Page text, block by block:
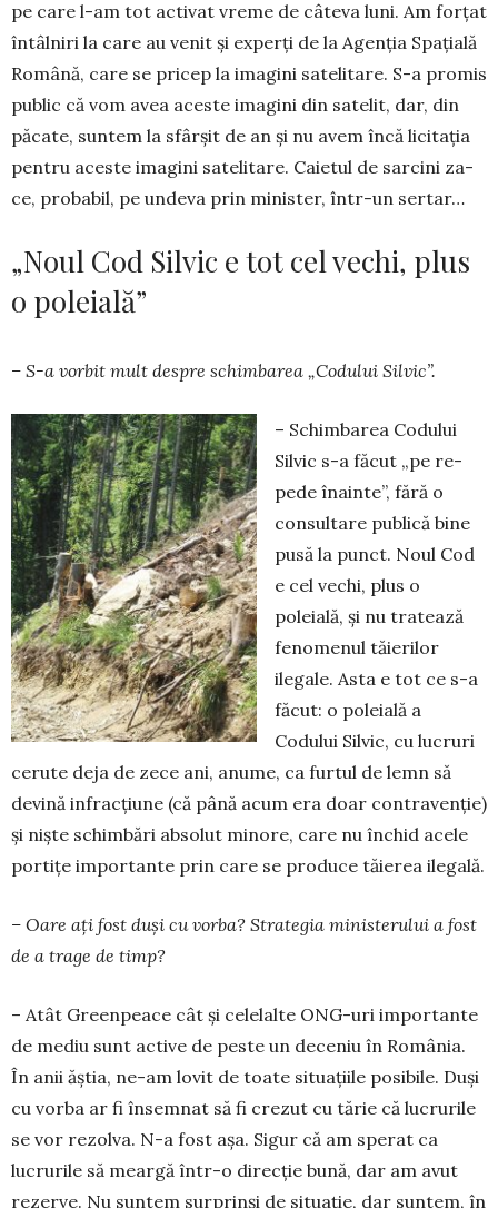
pe care l-am tot activat vre­me de câteva luni. Am forțat
întâlniri la care au venit și experți de la Agenția Spațială
Română, care se pri­cep la imagini satelitare. S-a promis
public că vom avea aceste imagini din satelit, dar, din
pă­cate, suntem la sfârșit de an și nu avem încă lici­tația
pentru aceste imagini satelitare. Caietul de sar­cini za­
ce, probabil, pe undeva prin minister, în­tr-un ser­tar…
„Noul Cod Silvic e tot cel vechi, plus
o poleială”
– S-a vorbit mult despre schimbarea „Co­du­lui Silvic”.
– Schimbarea Codului
Silvic s-a făcut „pe re­
pede înainte”, fără o
consultare publică bine
pusă la punct. Noul Cod
e cel vechi, plus o
poleială, și nu tratează
fenomenul tăierilor
ilegale. Asta e tot ce s-a
făcut: o poleială a
Codului Silvic, cu lucruri
ce­rute deja de zece ani, anume, ca furtul de lemn să
devină infracțiune (că până acum era doar con­tra­venție)
și niște schimbări absolut mi­no­re, care nu închid acele
portițe impor­tante prin care se produce tăierea ile­gală.
– Oare ați fost duși cu vorba? Stra­tegia mi­nisterului a fost
de a trage de timp?
– Atât Greenpeace cât și celelalte ONG-uri importante
de mediu sunt acti­ve de peste un de­ceniu în România.
În anii ăștia, ne-am lovit de toate situa­țiile posibile. Duși
cu vorba ar fi însem­nat să fi crezut cu tărie că lucrurile
se vor re­zol­va. N-a fost așa. Sigur că am sperat ca
lucrurile să meargă într-o direcție bu­nă, dar am avut
rezerve. Nu suntem sur­prinși de situație, dar suntem, în